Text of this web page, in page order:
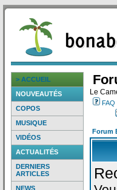
> ACCUEIL
NOUVEAUTÉS
COPOS
MUSIQUE
VIDÉOS
ACTUALITÉS
DERNIERS
ARTICLES
NEWS
Le
FAQ
Forum